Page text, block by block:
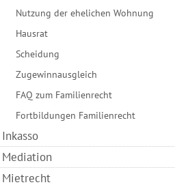
Nutzung der ehelichen Wohnung
Hausrat
Scheidung
Zugewinnausgleich
FAQ zum Familienrecht
Fortbildungen Familienrecht
Inkasso
Mediation
Mietrecht